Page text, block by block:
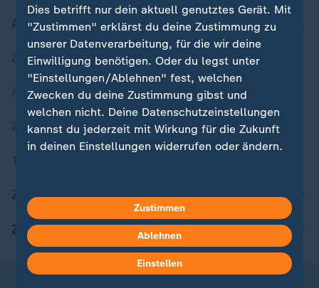
Aktuell bei ZDFheute
Zuletzt veröffentlicht
Aktuelle Sendungs-Videos
ZDFheute Stories
ZDFheute Update
ZDFheute Apps
Dies betrifft nur dein aktuell genutztes Gerät. Mit
"Zustimmen" erklärst du deine Zustimmung zu
unserer Datenverarbeitung, für die wir deine
Einwilligung benötigen. Oder du legst unter
"Einstellungen/Ablehnen" fest, welchen
Zwecken du deine Zustimmung gibst und
welchen nicht. Deine Datenschutzeinstellungen
kannst du jederzeit mit Wirkung für die Zukunft
in deinen Einstellungen widerrufen oder ändern.
Weitere Informationen findest du in unserer
Datenschutzerklärung.Zustimmen
Ablehnen
Einstellen